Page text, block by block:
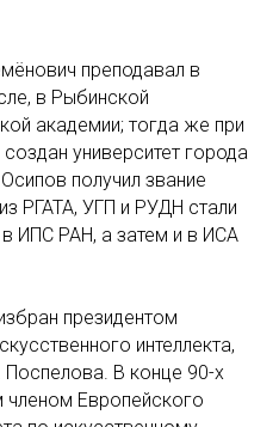
преподавал в
в Рыбинской
академии; тогда же при
университет города
получил звание
РГАТА, УГП и РУДН стали
ИПС РАН, а затем и в ИСА
президентом
интеллекта,
В конце 90-х
членом Европейского